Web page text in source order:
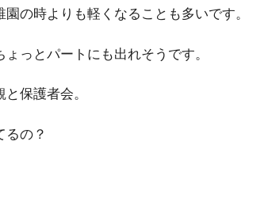
の時よりも軽くなることも多いです。
っとパートにも出れそうです。
保護者会。
の？